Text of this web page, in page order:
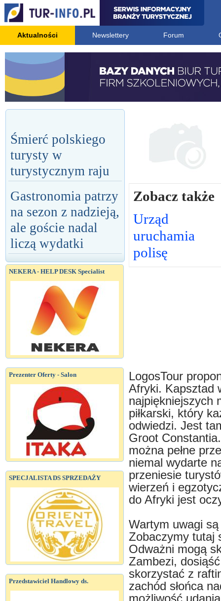
Aktualności Newslettery Forum
Śmierć polskiego
turysty w
turystycznym raju
Gastronomia patrzy
na sezon z nadzieją,
ale goście nadal
liczą wydatki
NEKERA - HELP DESK Specialist
Prezenter Oferty - Salon
SPECJALISTA DS SPRZEDAŻY
Przedstawiciel Handlowy ds.
Zobacz także
Urząd
uruchamia
polisę
LogosTour
Afryki. Kapsztad
najpiękniejszych
piłkarski, który
odwiedzi. Jest
Groot
można pełne
niemal wydarte
przeniesie
wierzeń i
do Afryki jest
Wartym uwagi
Zobaczymy tutaj
Odważni mogą
Zambezi,
skorzystać z
zachód słońca